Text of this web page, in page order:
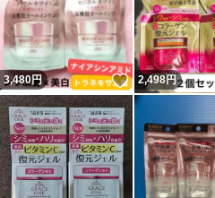
3,480円 いいね！
2,498円